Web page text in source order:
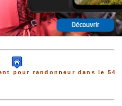
pour randonneur dans le 54